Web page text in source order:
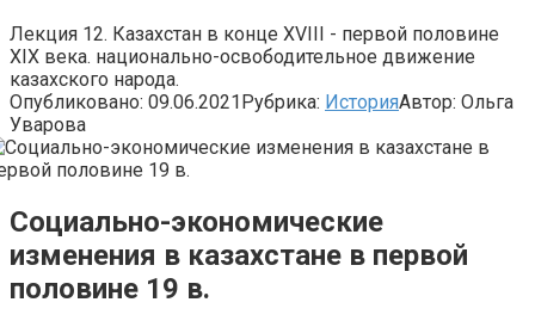
Лекция 12. Казахстан в конце XVIII - первой половине
XIX века. национально-освободительное движение
казахского народа.
Опубликовано: 09.06.2021Рубрика: ИсторияАвтор: Ольга
Уварова
Социально-экономические
изменения в казахстане в первой
половине 19 в.